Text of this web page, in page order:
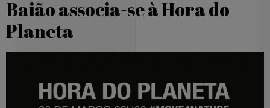
Baião associa-se à Hora do
Planeta